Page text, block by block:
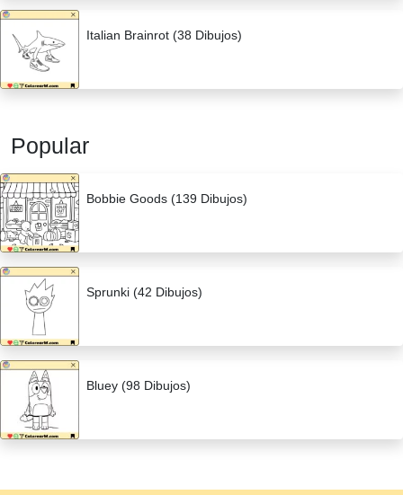
Italian Brainrot (38 Dibujos)
Popular
Bobbie Goods (139 Dibujos)
Sprunki (42 Dibujos)
Bluey (98 Dibujos)